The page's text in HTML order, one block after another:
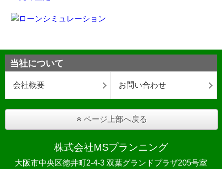
当社について
会社概要 お問い合わせ
ページ上部へ戻る
株式会社MSプランニング
大阪市中央区徳井町2-4-3 双葉グランドプラザ205号室